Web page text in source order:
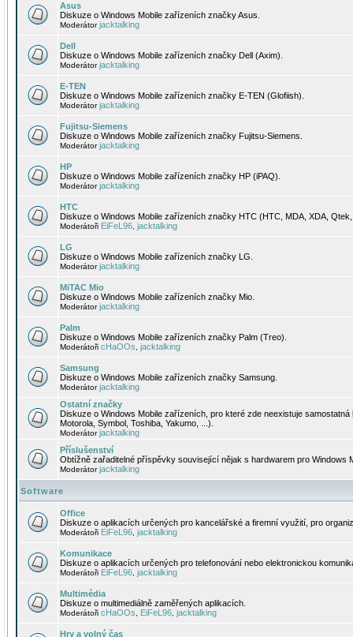
Asus
Diskuze o Windows Mobile zařízeních značky Asus.
Moderátorjacktalking
Dell
Diskuze o Windows Mobile zařízeních značky Dell (Axim).
Moderátorjacktalking
E-TEN
Diskuze o Windows Mobile zařízeních značky E-TEN (Glofiish).
Moderátorjacktalking
Fujitsu-Siemens
Diskuze o Windows Mobile zařízeních značky Fujitsu-Siemens.
Moderátorjacktalking
HP
Diskuze o Windows Mobile zařízeních značky HP (iPAQ).
Moderátorjacktalking
HTC
Diskuze o Windows Mobile zařízeních značky HTC (HTC, MDA, XDA,
Moderátoři EiFeL96 jacktalking
LG
Diskuze o Windows Mobile zařízeních značky LG.
Moderátorjacktalking
MiTAC Mio
Diskuze o Windows Mobile zařízeních značky Mio.
Moderátorjacktalking
Palm
Diskuze o Windows Mobile zařízeních značky Palm (Treo).
Moderátoři cHaOOs jacktalking
Samsung
Diskuze o Windows Mobile zařízeních značky Samsung.
Moderátorjacktalking
Ostatní značky
Diskuze o Windows Mobile zařízeních, pro které zde neexistuje
Motorola, Symbol, Toshiba, Yakumo, ...).
Moderátorjacktalking
Příslušenství
Obtížně zařaditelné příspěvky související nějak s hardwarem pro Windows
Moderátorjacktalking
Software
Office
Diskuze o aplikacích určených pro kancelářské a firemní využití, pro
Moderátoři EiFeL96 jacktalking
Komunikace
Diskuze o aplikacích určených pro telefonování nebo elektronickou
Moderátoři EiFeL96 jacktalking
Multimédia
Diskuze o multimediálně zaměřených aplikacích.
Moderátoři cHaOOs EiFeL96 jacktalking
Hry a volný čas